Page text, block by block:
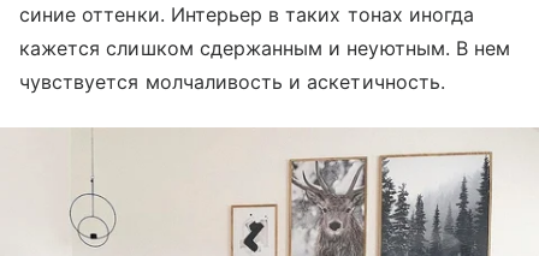
синие оттенки. Интерьер в таких тонах иногда
кажется слишком сдержанным и неуютным. В нем
чувствуется молчаливость и аскетичность.